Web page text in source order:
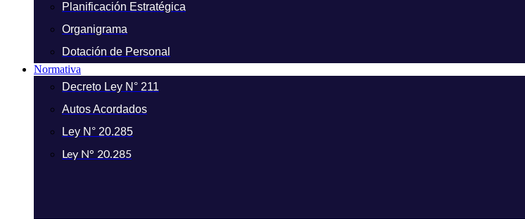
Planificación Estratégica
Organigrama
Dotación de Personal
Normativa
Decreto Ley N° 211
Autos Acordados
Ley N° 20.285
Ley N° 20.285